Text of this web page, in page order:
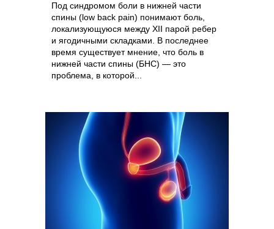
Под синдромом боли в нижней части
спины (low back pain) понимают боль,
локализующуюся между XII парой ребер
и ягодичными складками. В последнее
время существует мнение, что боль в
нижней части спины (БНС) — это
проблема, в которой...